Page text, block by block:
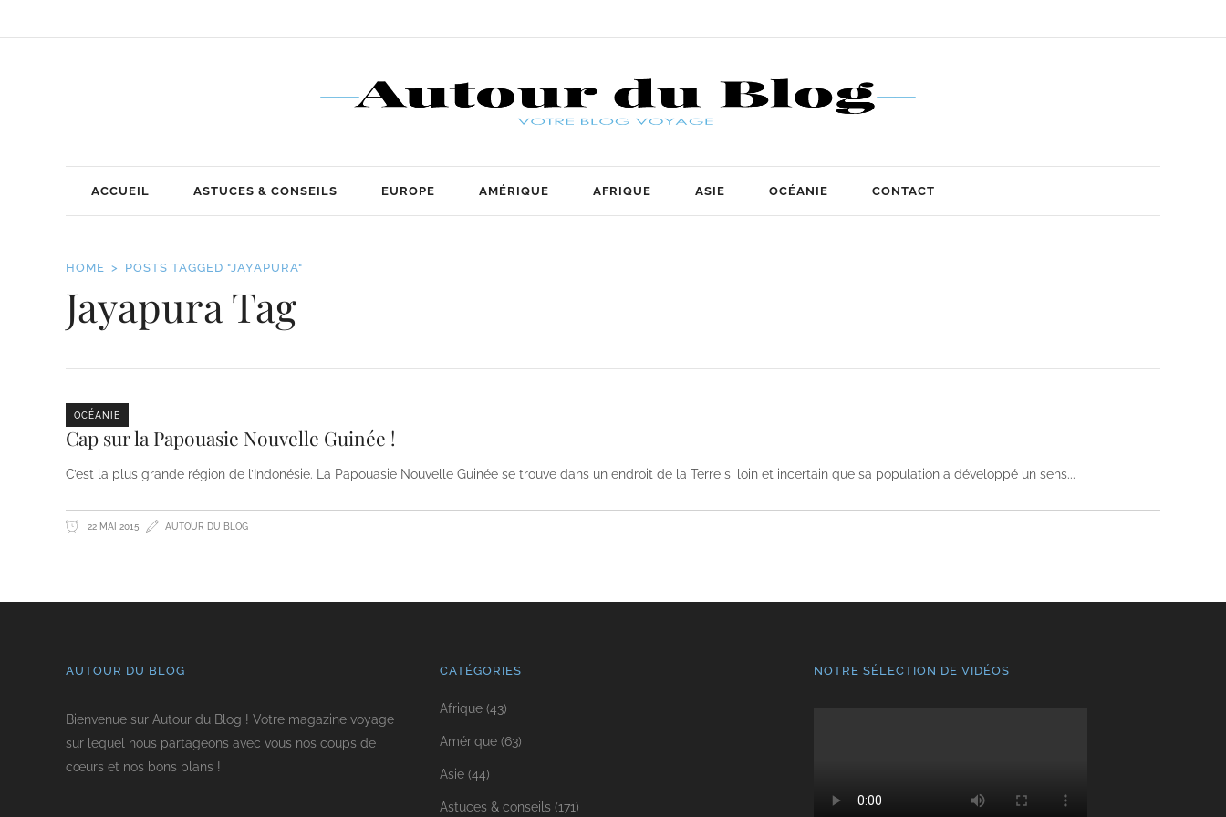
ACCUEIL ASTUCES & CONSEILS EUROPE AMÉRIQUE AFRIQUE ASIE OCÉANIE CONTACT
HOME POSTS TAGGED "JAYAPURA"
Jayapura Tag
OCÉANIE
Cap sur la Papouasie Nouvelle Guinée !
C’est la plus grande région de l’Indonésie. La Papouasie Nouvelle Guinée se trouve dans un endroit de la Terre si loin et incertain que sa population a développé un sens
22 MAI 2015 AUTOUR DU BLOG
AUTOUR DU BLOG
Bienvenue sur Autour du Blog ! Votre magazine voyage
sur lequel nous partageons avec vous nos coups de
cœurs et nos bons plans !
CATÉGORIES
Afrique(43)
Amérique(63)
Asie(44)
Astuces & conseils (171)
NOTRE SÉLECTION DE VIDÉOS